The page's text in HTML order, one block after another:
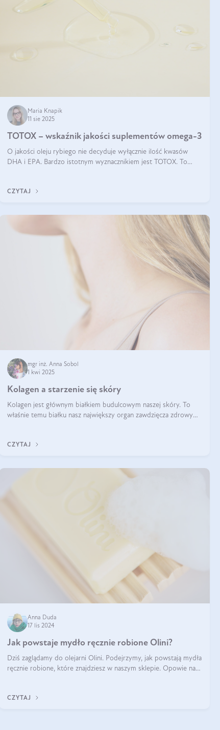
Maria Knapik
11 sie 2025
TOTOX – wskaźnik jakości suplementów omega-3
O jakości oleju rybiego nie decyduje wyłącznie ilość kwasów
DHA i EPA. Bardzo istotnym wyznacznikiem jest TOTOX. To
CZYTAJ
mgr inż. Anna Sobol
1 kwi 2025
Kolagen a starzenie się skóry
Kolagen jest głównym białkiem budulcowym naszej skóry. To
właśnie temu białku nasz największy organ zawdzięcza zdrowy
CZYTAJ
Anna Duda
17 lis 2024
Jak powstaje mydło ręcznie robione Olini?
Dziś zaglądamy do olejarni Olini. Podejrzymy, jak powstają mydła
ręcznie robione, które znajdziesz w naszym sklepie. Opowie nam
CZYTAJ